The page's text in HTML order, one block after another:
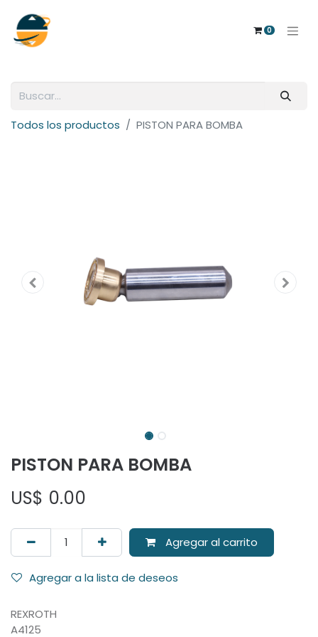
0
Todos los productos PISTON PARA BOMBA
PISTON PARA BOMBA
US$ 0.00
Agregar al carrito
Agregar a la lista de deseos
REXROTH
A4125